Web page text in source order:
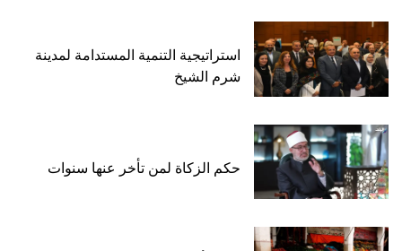
استراتيجية التنمية المستدامة لمدينة
شرم الشيخ
حكم الزكاة لمن تأخر عنها سنوات